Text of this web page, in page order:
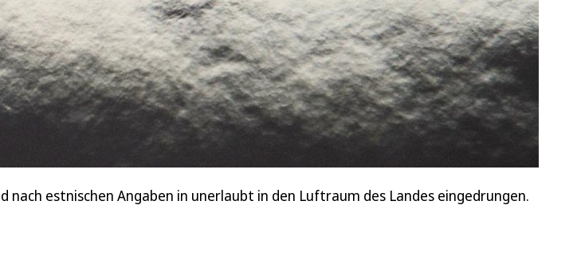
nach estnischen Angaben in unerlaubt in den Luftraum des Landes eingedrungen.